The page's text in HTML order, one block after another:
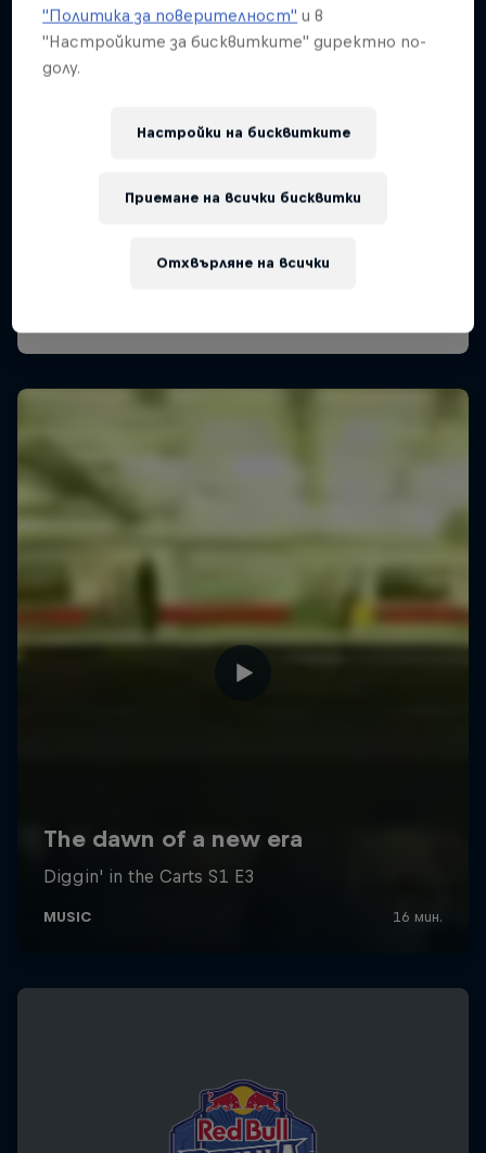
"Политика за поверителност" и в
"Настройките за бисквитките" директно по-
долу.
Настройки на бисквитките
Отхвърляне на всички
Приемане на всички бисквитки